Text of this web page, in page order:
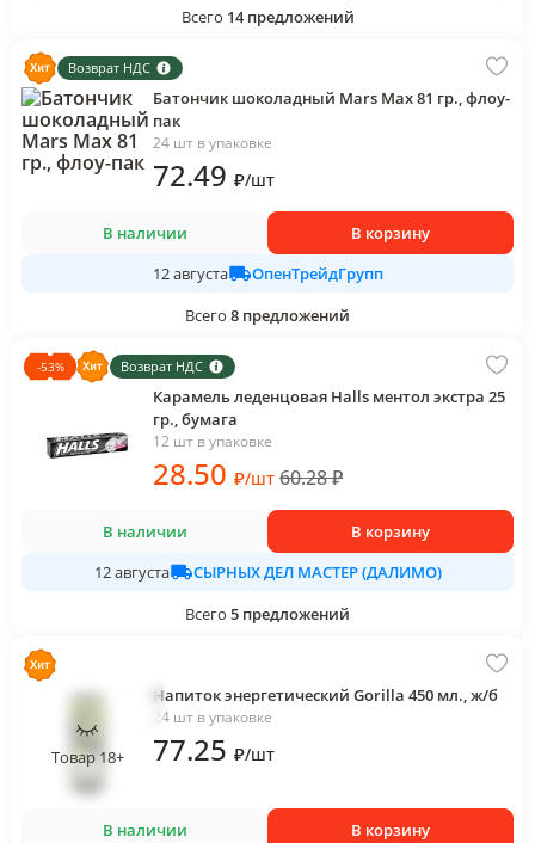
Всего 14 предложений
Возврат НДС
Батончик шоколадный Mars Max 81 гр., флоу-
пак
24 шт в упаковке
72.49 ₽/шт
В наличии
В корзину
12 августа
ОпенТрейдГрупп
Всего 8 предложений
-53% Возврат НДС
Карамель леденцовая Halls ментол экстра 25
гр., бумага
12 шт в упаковке
28.50 ₽/шт 60.28₽
В наличии
В корзину
12 августа
СЫРНЫХ ДЕЛ МАСТЕР (ДАЛИМО)
Всего 5 предложений
Товар 18+
Напиток энергетический Gorilla 450 мл., ж/б
24 шт в упаковке
77.25 ₽/шт
В наличии В корзину